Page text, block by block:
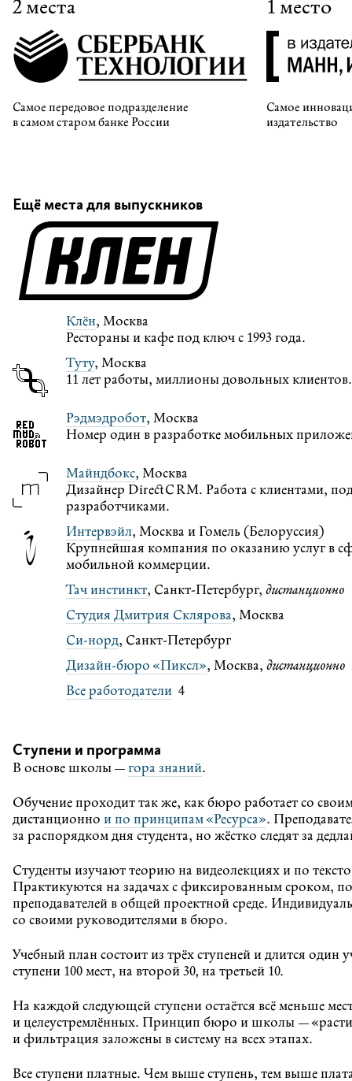
2 места 1 место
Самое передовое подразделение
в самом старом банке России
Самое
издательство
Ещё места для выпускников
Клён, Москва
Рестораны и кафе под ключ с 1993 года.
Туту, Москва
11 лет работы, миллионы довольных клиентов.
Рэдмэдробот, Москва
Номер один в разработке мобильных
Майндбокс, Москва
Дизайнер DirectCRM. Работа с клиентами,
разработчиками.
Интервэйл, Москва и Гомель (Белоруссия)
Крупнейшая компания по оказанию услуг в
мобильной коммерции.
Тач инстинкт, Санкт-Петербург, дистанционно
Студия Дмитрия Склярова, Москва
Си-норд, Санкт-Петербург
Дизайн-бюро «Пиксл», Москва, дистанционно
Все работодатели 4
Ступени и программа
В основе школы — гора знаний.
Обучение проходит так же, как бюро работает со
дистанционно и по принципам «Ресурса».
за распорядком дня студента, но жёстко следят за
Студенты изучают теорию на видеолекциях и по
Практикуются на задачах с фиксированным сроком,
преподавателей в общей проектной среде.
со своими руководителями в бюро.
Учебный план состоит из трёх ступеней и длится один
ступени 100 мест, на второй 30, на третьей 10.
На каждой следующей ступени остаётся всё меньше
и целеустремлённых. Принцип бюро и школы —
и фильтрация заложены в систему на всех этапах.
Все ступени платные. Чем выше ступень, тем выше